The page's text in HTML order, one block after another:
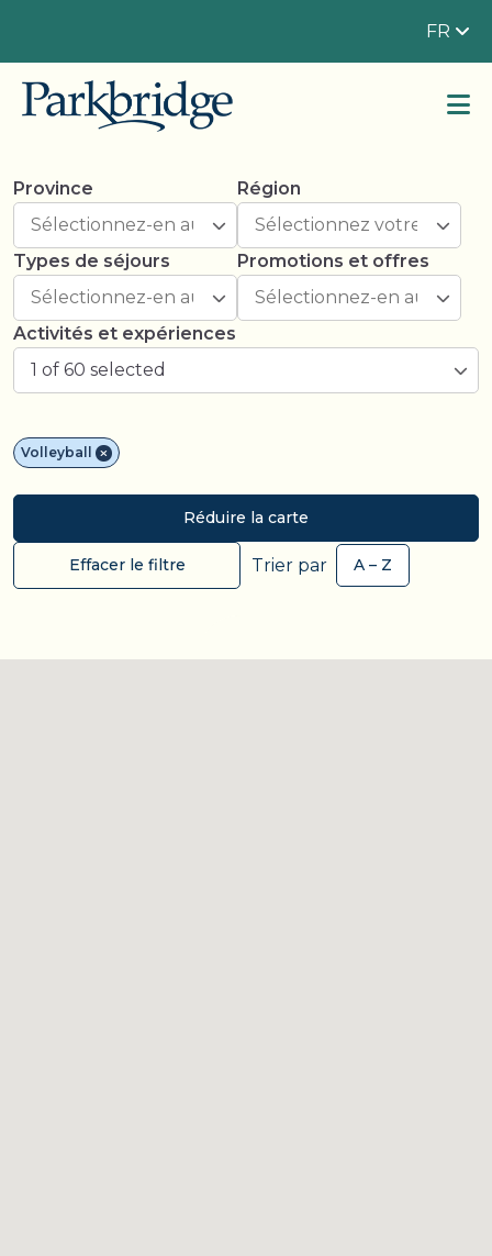
FR
Province Région
Types de séjours Promotions et offres
Activités et expériences
1 of 60 selected
Volleyball
Réduire la carte
Effacer le filtre Trier par